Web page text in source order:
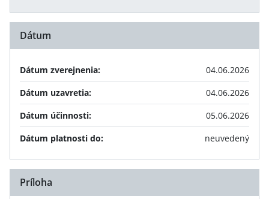
Dátum
Dátum zverejnenia:
04.06.2026
Dátum uzavretia:
04.06.2026
Dátum účinnosti:
05.06.2026
Dátum platnosti do:
neuvedený
Príloha